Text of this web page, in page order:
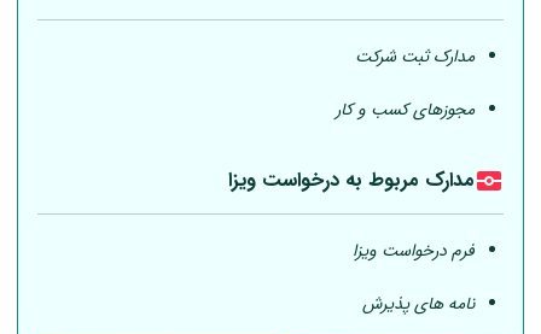
مدارک ثبت شرکت
مجوزهای کسب و کار
مدارک مربوط به درخواست ویزا
فرم درخواست ویزا
نامه های پذیرش